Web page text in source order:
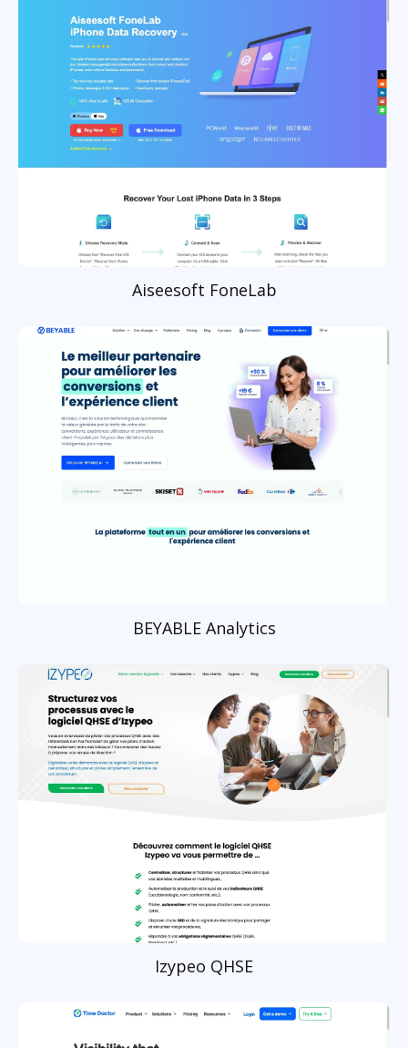
Aiseesoft FoneLab
BEYABLE Analytics
Izypeo QHSE